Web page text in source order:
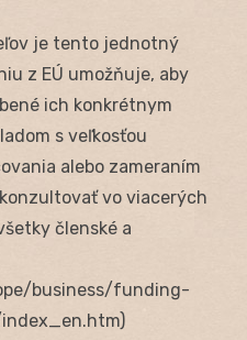
je tento jednotný
z EÚ umožňuje, aby
ich konkrétnym
s veľkosťou
alebo zameraním
vo viacerých
členské a
business/funding-